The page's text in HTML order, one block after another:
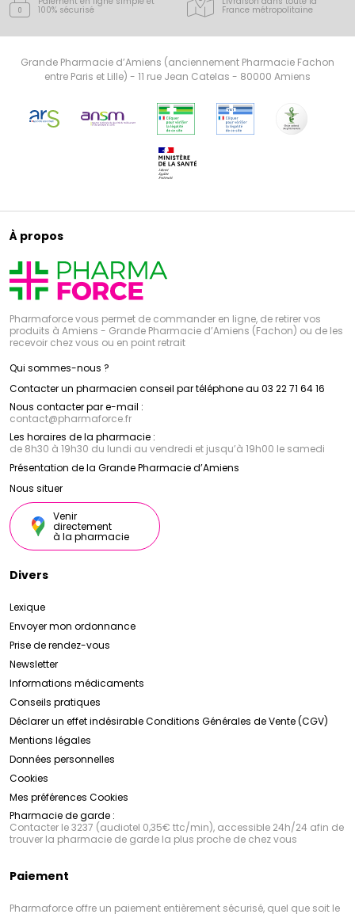
port de chaussures inadaptées et notamment par le
port de talons aiguilles, les pieds peuvent être
apportent une réponse efficace aux différents maux
du pied.
100% sécurisé France métropolitaine
Grande Pharmacie d’Amiens (anciennement Pharmacie Fachon
entre Paris et Lille) - 11 rue Jean Catelas - 80000 Amiens
À propos
Pharmaforce vous permet de commander en ligne, de retirer vos
produits à Amiens - Grande Pharmacie d’Amiens (Fachon) ou de les
recevoir chez vous ou en point retrait
Qui sommes-nous ?
Contacter un pharmacien conseil par téléphone au 03 22 71 64 16
Nous contacter par e-mail :
contact@pharmaforce.fr
Les horaires de la pharmacie :
de 8h30 à 19h30 du lundi au vendredi et jusqu’à 19h00 le samedi
Présentation de la Grande Pharmacie d’Amiens
Nous situer
Venir
directement
à la pharmacie
Divers
Lexique
Envoyer mon ordonnance
Prise de rendez-vous
Newsletter
Informations médicaments
Conseils pratiques
Déclarer un effet indésirableConditions Générales de Vente (CGV)
Mentions légales
Données personnelles
Cookies
Mes préférences Cookies
Pharmacie de garde :
Contacter le 3237 (audiotel 0,35€ ttc/min), accessible 24h/24 afin de
trouver la pharmacie de garde la plus proche de chez vous
Paiement
Pharmaforce offre un paiement entièrement sécurisé, quel que soit le